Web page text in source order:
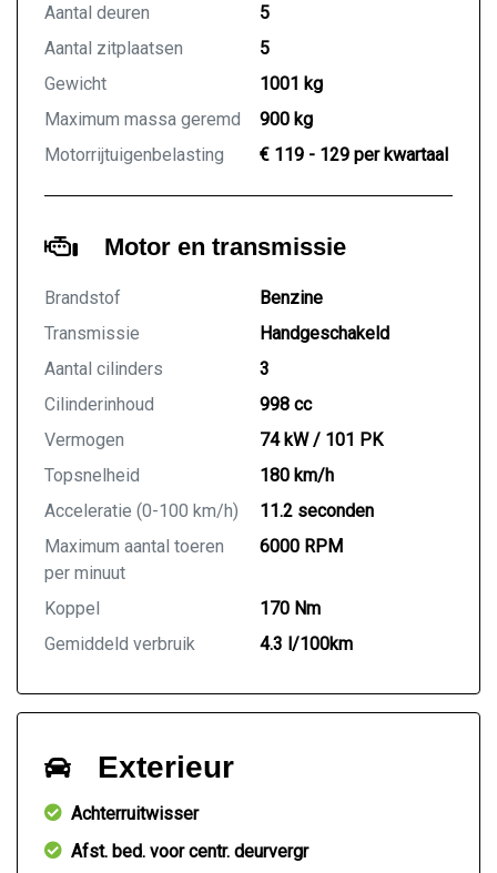
Aantal deuren
5
Aantal zitplaatsen
5
Gewicht
1001 kg
Maximum massa geremd
900 kg
Motorrijtuigenbelasting
€ 119 - 129 per kwartaal
Motor en transmissie
Brandstof
Benzine
Transmissie
Handgeschakeld
Aantal cilinders
3
Cilinderinhoud
998 cc
Vermogen
74 kW / 101 PK
Topsnelheid
180 km/h
Acceleratie (0-100 km/h)
11.2 seconden
Maximum aantal toeren
per minuut
6000 RPM
Koppel
170 Nm
Gemiddeld verbruik
4.3 l/100km
Exterieur
Achterruitwisser
Afst. bed. voor centr. deurvergr